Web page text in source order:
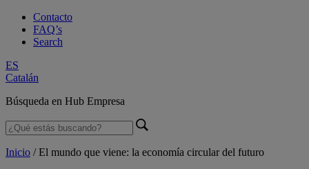
Contacto
FAQ’s
Search
ES
Catalán
Búsqueda en Hub Empresa
Inicio /El mundo que viene: la economía circular del futuro